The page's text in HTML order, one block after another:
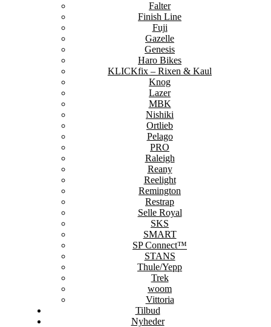
Falter
Finish Line
Fuji
Gazelle
Genesis
Haro Bikes
KLICKfix – Rixen & Kaul
Knog
Lazer
MBK
Nishiki
Ortlieb
Pelago
PRO
Raleigh
Reany
Reelight
Remington
Restrap
Selle Royal
SKS
SMART
SP Connect™
STANS
Thule/Yepp
Trek
woom
Vittoria
Tilbud
Nyheder